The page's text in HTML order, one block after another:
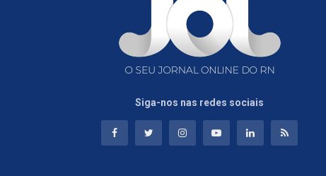
Siga-nos nas redes sociais